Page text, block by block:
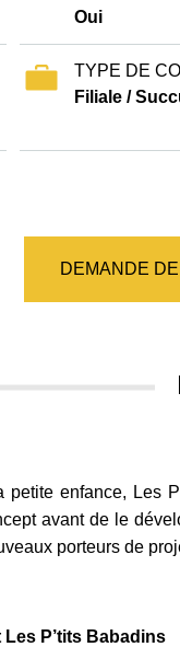
Oui
TYPE DE
Filiale /
DEMANDE
enfance, Les
avant de le
porteurs de
P’tits Babadins